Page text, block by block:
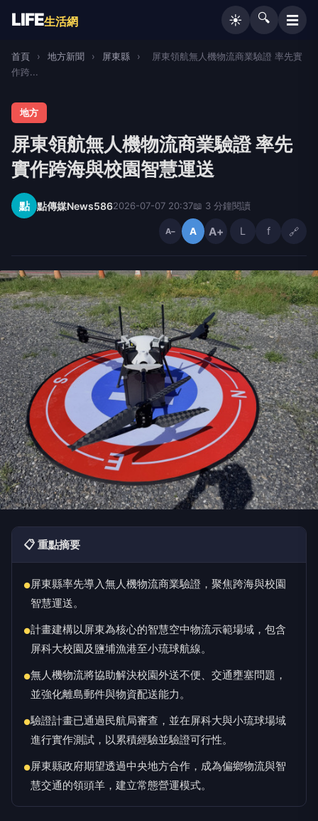
LIFE生活網 ☀️ 🔍 ☰
首頁 › 地方新聞 › 屏東縣 ›
屏東領航無人機物流商業驗證 率先實
作跨...
地方
屏東領航無人機物流商業驗證 率先
實作跨海與校園智慧運送
點 點傳媒News5862026-07-07 20:37📖 3 分鐘閱讀
A− A A+ L f 🔗
📋 重點摘要
●屏東縣率先導入無人機物流商業驗證，聚焦跨海與校園
智慧運送。
●計畫建構以屏東為核心的智慧空中物流示範場域，包含
屏科大校園及鹽埔漁港至小琉球航線。
●無人機物流將協助解決校園外送不便、交通壅塞問題，
並強化離島郵件與物資配送能力。
●驗證計畫已通過民航局審查，並在屏科大與小琉球場域
進行實作測試，以累積經驗並驗證可行性。
●屏東縣政府期望透過中央地方合作，成為偏鄉物流與智
慧交通的領頭羊，建立常態營運模式。